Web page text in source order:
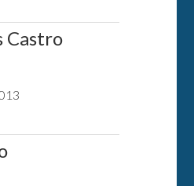
Castro